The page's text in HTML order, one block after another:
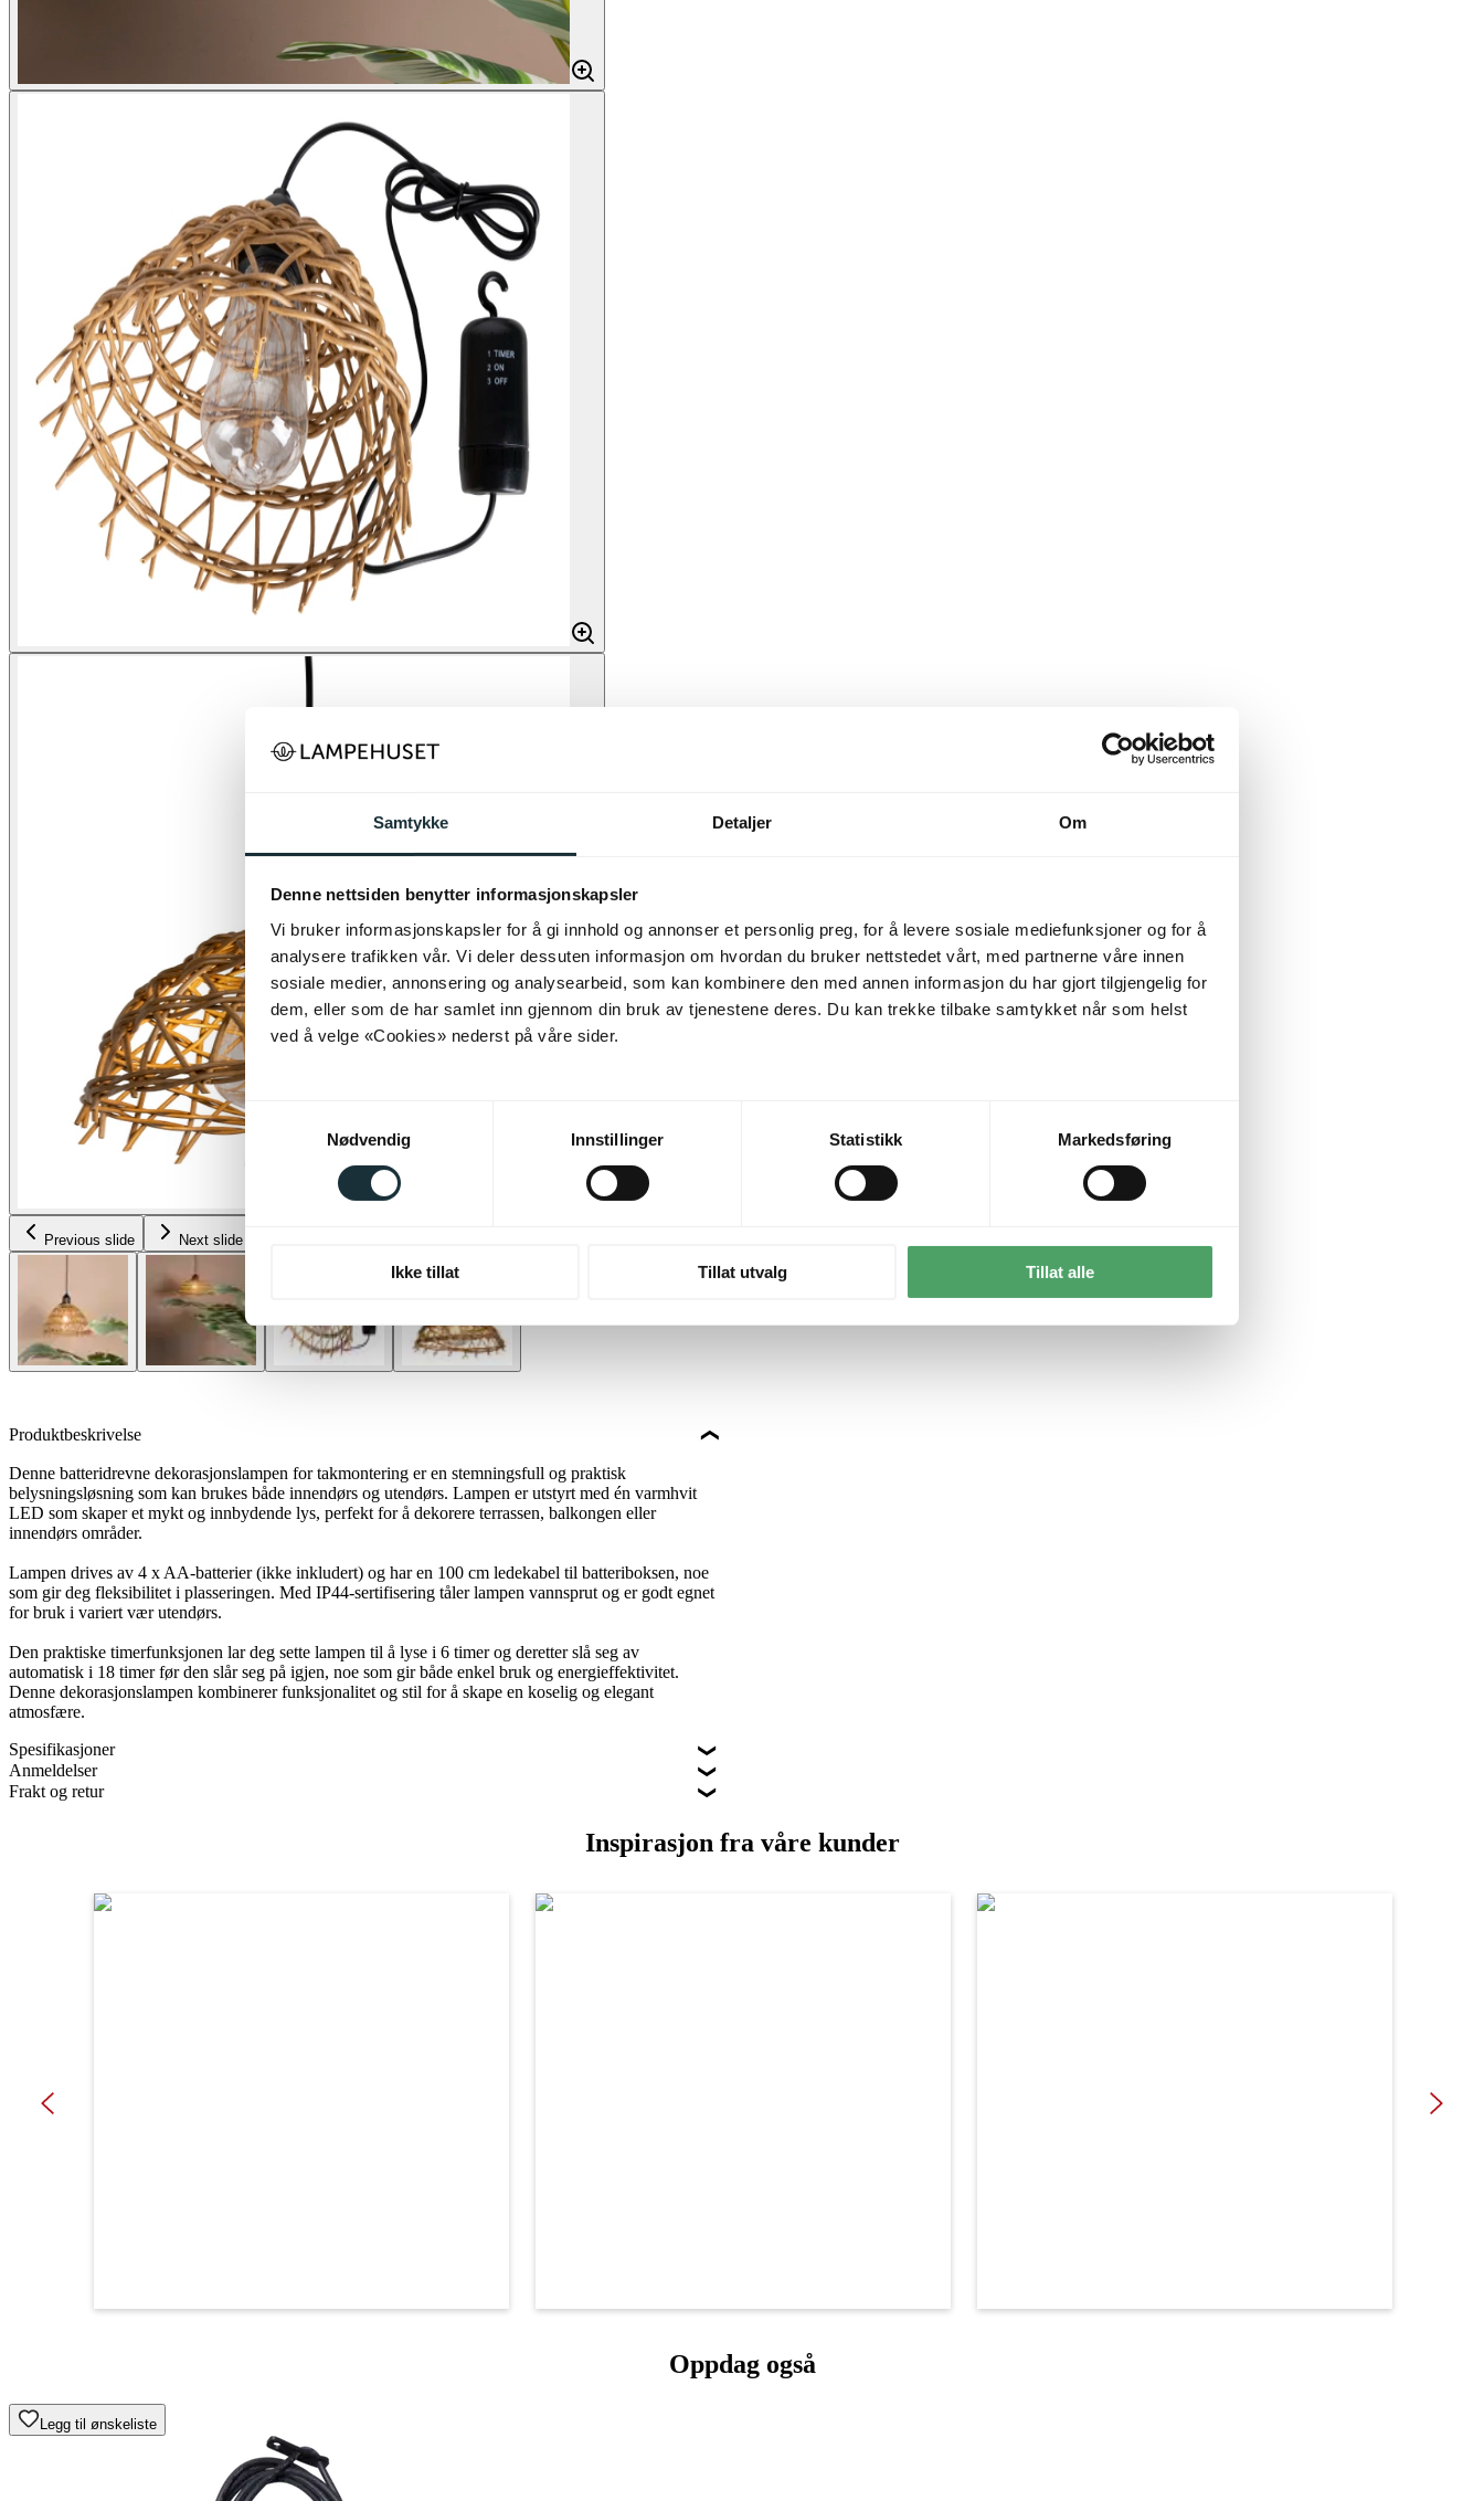
Samtykke Detaljer Om
Denne nettsiden benytter informasjonskapsler
Vi bruker informasjonskapsler for å gi innhold og annonser et personlig preg, for å levere sosiale mediefunksjoner og for å
analysere trafikken vår. Vi deler dessuten informasjon om hvordan du bruker nettstedet vårt, med partnerne våre innen
sosiale medier, annonsering og analysearbeid, som kan kombinere den med annen informasjon du har gjort tilgjengelig for
dem, eller som de har samlet inn gjennom din bruk av tjenestene deres. Du kan trekke tilbake samtykket når som helst
ved å velge «Cookies» nederst på våre sider.
Samtykkevalg
Nødvendig
Innstillinger Statistikk Markedsføring
Ikke tillat Tillat utvalg Tillat alle
Previous slide Next slide
Produktbeskrivelse
Denne batteridrevne dekorasjonslampen for takmontering er en stemningsfull og praktisk
belysningsløsning som kan brukes både innendørs og utendørs. Lampen er utstyrt med én varmhvit
LED som skaper et mykt og innbydende lys, perfekt for å dekorere terrassen, balkongen eller
innendørs områder.
Lampen drives av 4 x AA-batterier (ikke inkludert) og har en 100 cm ledekabel til batteriboksen, noe
som gir deg fleksibilitet i plasseringen. Med IP44-sertifisering tåler lampen vannsprut og er godt egnet
for bruk i variert vær utendørs.
Den praktiske timerfunksjonen lar deg sette lampen til å lyse i 6 timer og deretter slå seg av
automatisk i 18 timer før den slår seg på igjen, noe som gir både enkel bruk og energieffektivitet.
Denne dekorasjonslampen kombinerer funksjonalitet og stil for å skape en koselig og elegant
atmosfære.
Spesifikasjoner
Anmeldelser
Frakt og retur
Inspirasjon fra våre kunder
Oppdag også
Legg til ønskeliste